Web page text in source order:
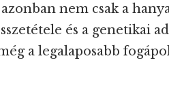
azonban nem csak a
és a genetikai
a legalaposabb